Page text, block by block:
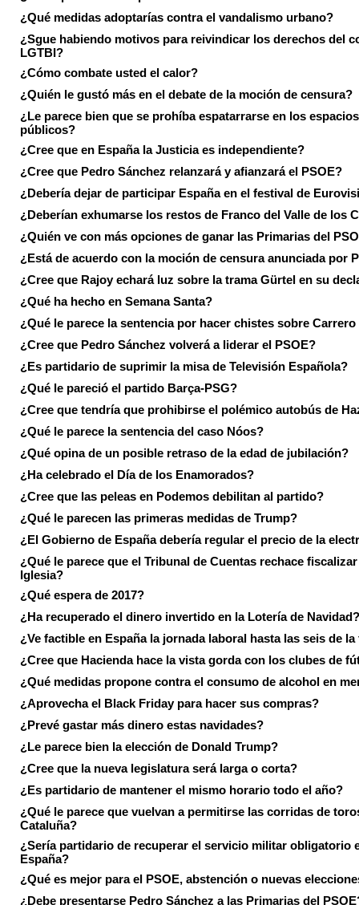
¿Qué medidas adoptarías contra el vandalismo urbano?
¿Sgue habiendo motivos para reivindicar los derechos del
LGTBI?
¿Cómo combate usted el calor?
¿Quién le gustó más en el debate de la moción de censura?
¿Le parece bien que se prohíba espatarrarse en los espacios
públicos?
¿Cree que en España la Justicia es independiente?
¿Cree que Pedro Sánchez relanzará y afianzará el PSOE?
¿Debería dejar de participar España en el festival de
¿Deberían exhumarse los restos de Franco del Valle de los
¿Quién ve con más opciones de ganar las Primarias del
¿Está de acuerdo con la moción de censura anunciada por
¿Cree que Rajoy echará luz sobre la trama Gürtel en su
¿Qué ha hecho en Semana Santa?
¿Qué le parece la sentencia por hacer chistes sobre
¿Cree que Pedro Sánchez volverá a liderar el PSOE?
¿Es partidario de suprimir la misa de Televisión Española?
¿Qué le pareció el partido Barça-PSG?
¿Cree que tendría que prohibirse el polémico autobús de
¿Qué le parece la sentencia del caso Nóos?
¿Qué opina de un posible retraso de la edad de jubilación?
¿Ha celebrado el Día de los Enamorados?
¿Cree que las peleas en Podemos debilitan al partido?
¿Qué le parecen las primeras medidas de Trump?
¿El Gobierno de España debería regular el precio de la
¿Qué le parece que el Tribunal de Cuentas rechace fiscalizar
Iglesia?
¿Qué espera de 2017?
¿Ha recuperado el dinero invertido en la Lotería de Navidad?
¿Ve factible en España la jornada laboral hasta las seis de la
¿Cree que Hacienda hace la vista gorda con los clubes de
¿Qué medidas propone contra el consumo de alcohol en
¿Aprovecha el Black Friday para hacer sus compras?
¿Prevé gastar más dinero estas navidades?
¿Le parece bien la elección de Donald Trump?
¿Cree que la nueva legislatura será larga o corta?
¿Es partidario de mantener el mismo horario todo el año?
¿Qué le parece que vuelvan a permitirse las corridas de
Cataluña?
¿Sería partidario de recuperar el servicio militar obligatorio
España?
¿Qué es mejor para el PSOE, abstención o nuevas
¿Debe presentarse Pedro Sánchez a las Primarias del